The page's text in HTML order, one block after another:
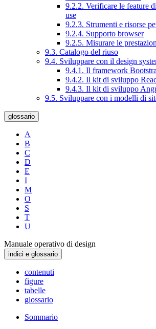
9.2.2. Verificare le feature
use
9.2.3. Strumenti e risorse
9.2.4. Supporto browser
9.2.5. Misurare le
9.3. Catalogo del riuso
9.4. Sviluppare con il design
9.4.1. Il framework
9.4.2. Il kit di sviluppo
9.4.3. Il kit di sviluppo
9.5. Sviluppare con i modelli di
glossario
A
B
C
D
E
I
M
O
S
T
U
Manuale operativo di design
indici e glossario
contenuti
figure
tabelle
glossario
Sommario